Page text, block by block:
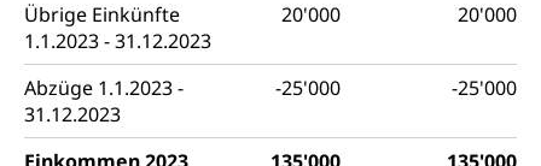
Übrige Einkünfte
1.1.2023 - 31.12.2023
20'000 20'000
Abzüge 1.1.2023 -
31.12.2023
-25'000 -25'000